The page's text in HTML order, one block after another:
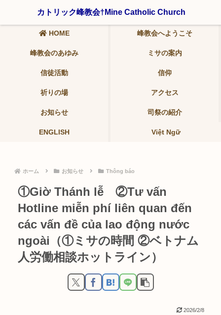
HOME 峰教会へようこそ
峰教会のあゆみ ミサの案内
信徒活動 信仰
祈りの場 アクセス
お知らせ 司祭の紹介
ENGLISH Việt Ngữ
ホーム お知らせ Thông báo
①Giờ Thánh lễ ②Tư vấn
Hotline miễn phí liên quan đến
các vấn đề của lao động nước
ngoài（①ミサの時間 ②ベトナム
人労働相談ホットライン）
2026/2/8
カトリック峰教会†Mine Catholic Church